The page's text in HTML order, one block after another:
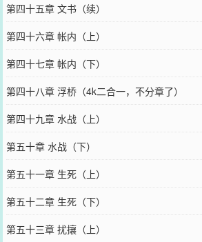
第四十五章 文书（续）
第四十六章 帐内（上）
第四十七章 帐内（下）
第四十八章 浮桥（4k二合一，不分章了）
第四十九章 水战（上）
第五十章 水战（下）
第五十一章 生死（上）
第五十二章 生死（下）
第五十三章 扰攘（上）